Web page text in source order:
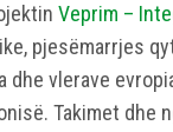
Veprim –
pjesëmarrjes
dhe vlerave
Takimet dhe